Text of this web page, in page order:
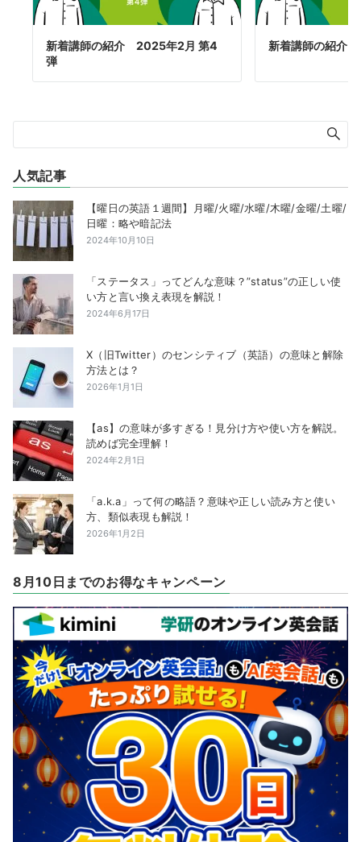
新着講師の紹介 2025年2月 第4
弾
新着講師の紹介
人気記事
【曜日の英語１週間】月曜/火曜/水曜/木曜/金曜/土曜/
日曜：略や暗記法
2024年10月10日
「ステータス」ってどんな意味？”status”の正しい使
い方と言い換え表現を解説！
2024年6月17日
X（旧Twitter）のセンシティブ（英語）の意味と解除
方法とは？
2026年1月1日
【as】の意味が多すぎる！見分け方や使い方を解説。
読めば完全理解！
2024年2月1日
「a.k.a」って何の略語？意味や正しい読み方と使い
方、類似表現も解説！
2026年1月2日
8月10日までのお得なキャンペーン